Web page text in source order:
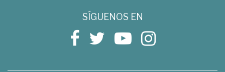
SÍGUENOS EN